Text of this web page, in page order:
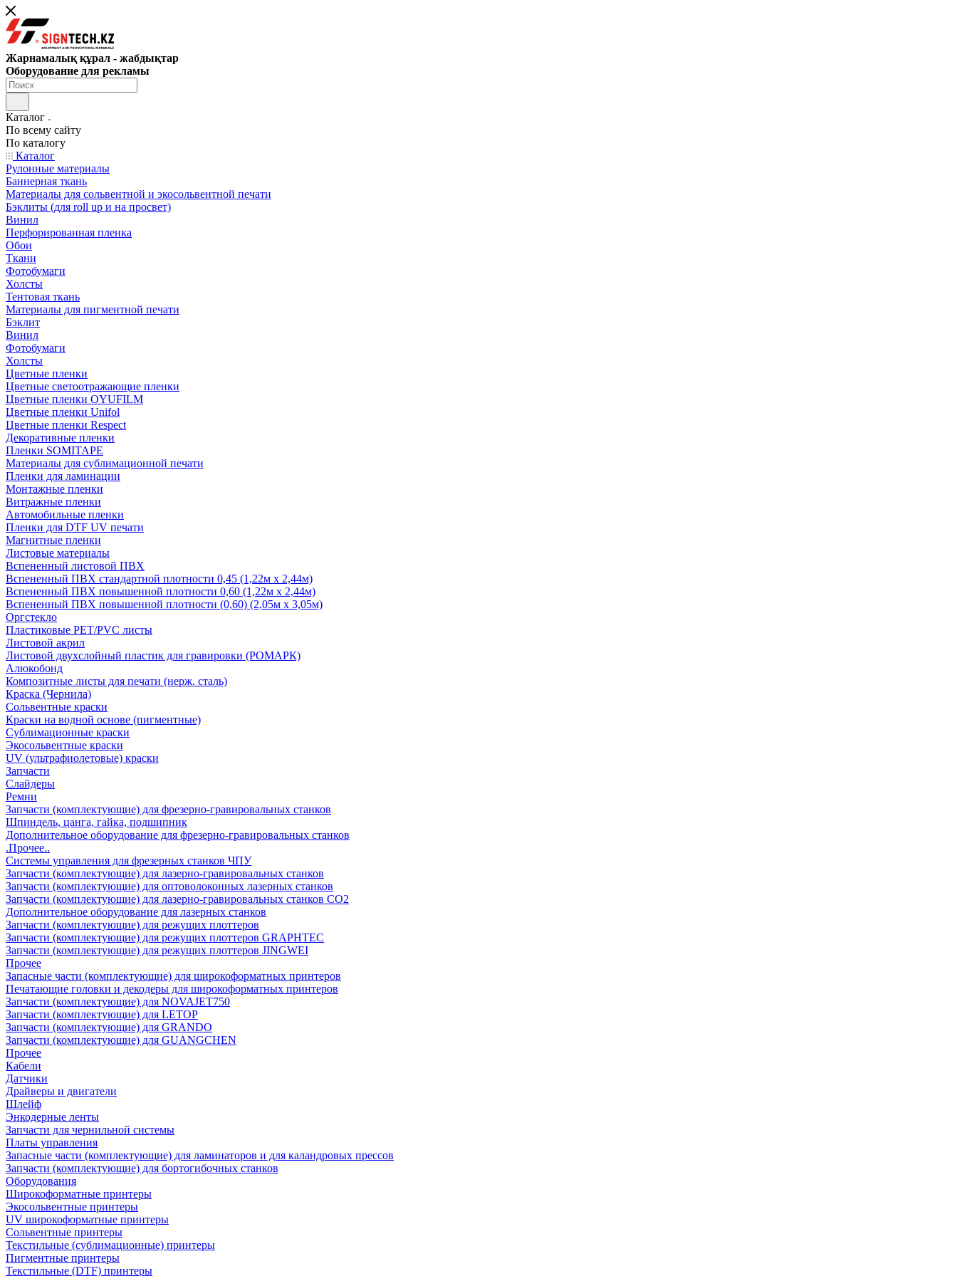
Жарнамалық құрал - жабдықтар
Оборудование для рекламы
Каталог
По всему сайту
По каталогу
Каталог
Рулонные материалы
Баннерная ткань
Материалы для сольвентной и экосольвентной печати
Бэклиты (для roll up и на просвет)
Винил
Перфорированная пленка
Обои
Ткани
Фотобумаги
Холсты
Тентовая ткань
Материалы для пигментной печати
Бэклит
Винил
Фотобумаги
Холсты
Цветные пленки
Цветные светоотражающие пленки
Цветные пленки OYUFILM
Цветные пленки Unifol
Цветные пленки Respect
Декоративные пленки
Пленки SOMITAPE
Материалы для сублимационной печати
Пленки для ламинации
Монтажные пленки
Витражные пленки
Автомобильные пленки
Пленки для DTF UV печати
Магнитные пленки
Листовые материалы
Вспененный листовой ПВХ
Вспененный ПВХ стандартной плотности 0,45 (1,22м х 2,44м)
Вспененный ПВХ повышенной плотности 0,60 (1,22м х 2,44м)
Вспененный ПВХ повышенной плотности (0,60) (2,05м х 3,05м)
Оргстекло
Пластиковые PET/PVC листы
Листовой акрил
Листовой двухслойный пластик для гравировки (РОМАРК)
Алюкобонд
Композитные листы для печати (нерж. сталь)
Краска (Чернила)
Сольвентные краски
Краски на водной основе (пигментные)
Сублимационные краски
Экосольвентные краски
UV (ультрафиолетовые) краски
Запчасти
Слайдеры
Ремни
Запчасти (комплектующие) для фрезерно-гравировальных станков
Шпиндель, цанга, гайка, подшипник
Дополнительное оборудование для фрезерно-гравировальных станков
.Прочее..
Системы управления для фрезерных станков ЧПУ
Запчасти (комплектующие) для лазерно-гравировальных станков
Запчасти (комплектующие) для оптоволоконных лазерных станков
Запчасти (комплектующие) для лазерно-гравировальных станков CO2
Дополнительное оборудование для лазерных станков
Запчасти (комплектующие) для режущих плоттеров
Запчасти (комплектующие) для режущих плоттеров GRAPHTEC
Запчасти (комплектующие) для режущих плоттеров JINGWEI
Прочее
Запасные части (комплектующие) для широкоформатных принтеров
Печатающие головки и декодеры для широкоформатных принтеров
Запчасти (комплектующие) для NOVAJET750
Запчасти (комплектующие) для LETOP
Запчасти (комплектующие) для GRANDO
Запчасти (комплектующие) для GUANGCHEN
Прочее
Кабели
Датчики
Драйверы и двигатели
Шлейф
Энкодерные ленты
Запчасти для чернильной системы
Платы управления
Запасные части (комплектующие) для ламинаторов и для каландровых прессов
Запчасти (комплектующие) для бортогибочных станков
Оборудования
Широкоформатные принтеры
Экосольвентные принтеры
UV широкоформатные принтеры
Сольвентные принтеры
Текстильные (сублимационные) принтеры
Пигментные принтеры
Текстильные (DTF) принтеры